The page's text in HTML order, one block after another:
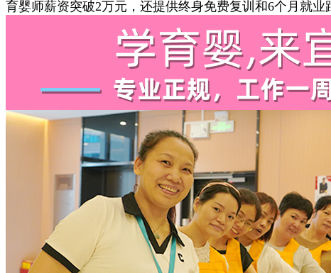
育婴师薪资突破2万元，还提供终身免费复训和6个月就业